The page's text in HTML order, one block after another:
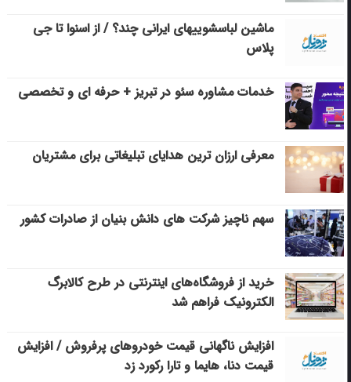
ماشین لباسشویی‎های ایرانی چند؟ / از اسنوا تا جی
پلاس
خدمات مشاوره سئو در تبریز + حرفه ای و تخصصی
معرفی ارزان ترین هدایای تبلیغاتی برای مشتریان
سهم ناچیز شرکت های دانش بنیان از صادرات کشور
خرید از فروشگاه‌های اینترنتی در طرح کالابرگ
الکترونیک فراهم شد
افزایش ناگهانی قیمت خودروهای پرفروش / افزایش
قیمت دنا، هایما و تارا رکورد زد